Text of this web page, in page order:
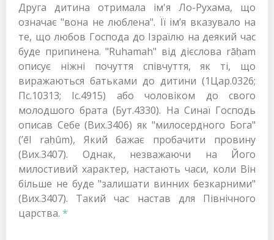
Друга дитина отримала ім'я Ло-Рухама, що
означає "вона не люблена". Її ім’я вказувало на
те, що любов Господа до Ізраїлю на деякий час
буде припинена. "Ruhamah" від дієслова rāḥam
описує ніжні почуття співчуття, як ті, що
виражаються батьками до дитини (1Цар.0326;
Пс.10313; Іс.4915) або чоловіком до свого
молодшого брата (Бут.4330). На Синаї Господь
описав Себе (Вих.3406) як "милосердного Бога"
(’ēl raḥûm), Який бажає пробачити провину
(Вих.3407). Однак, незважаючи на Його
милостивий характер, настають часи, коли Він
більше не буде "залишати винних безкарними"
(Вих.3407). Такий час настав для Північного
царства. *